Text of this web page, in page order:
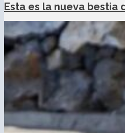
Esta es la nueva bestia